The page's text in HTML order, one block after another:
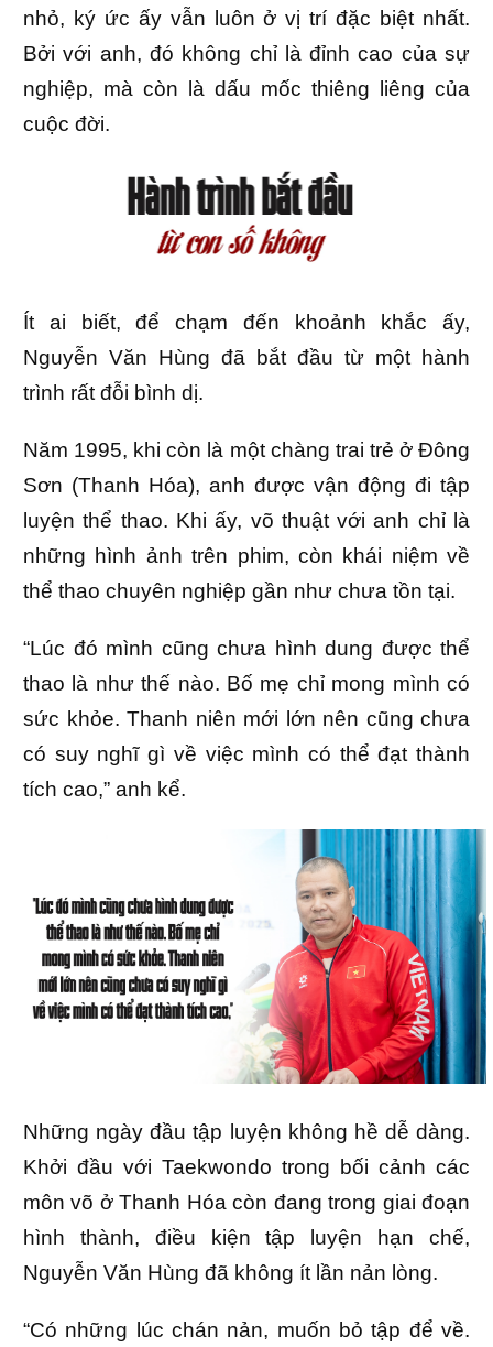
nhỏ, ký ức ấy vẫn luôn ở vị trí đặc biệt nhất.
Bởi với anh, đó không chỉ là đỉnh cao của sự
nghiệp, mà còn là dấu mốc thiêng liêng của
cuộc đời.
Ít ai biết, để chạm đến khoảnh khắc ấy,
Nguyễn Văn Hùng đã bắt đầu từ một hành
trình rất đỗi bình dị.
Năm 1995, khi còn là một chàng trai trẻ ở Đông
Sơn (Thanh Hóa), anh được vận động đi tập
luyện thể thao. Khi ấy, võ thuật với anh chỉ là
những hình ảnh trên phim, còn khái niệm về
thể thao chuyên nghiệp gần như chưa tồn tại.
“Lúc đó mình cũng chưa hình dung được thể
thao là như thế nào. Bố mẹ chỉ mong mình có
sức khỏe. Thanh niên mới lớn nên cũng chưa
có suy nghĩ gì về việc mình có thể đạt thành
tích cao,” anh kể.
Những ngày đầu tập luyện không hề dễ dàng.
Khởi đầu với Taekwondo trong bối cảnh các
môn võ ở Thanh Hóa còn đang trong giai đoạn
hình thành, điều kiện tập luyện hạn chế,
Nguyễn Văn Hùng đã không ít lần nản lòng.
“Có những lúc chán nản, muốn bỏ tập để về.